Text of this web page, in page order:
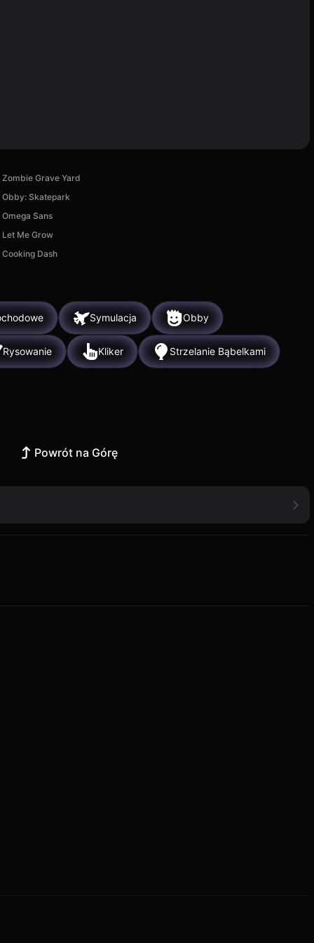
Zombie Grave Yard
Obby: Skatepark
Omega Sans
Let Me Grow
Cooking Dash
Symulacja Obby
Rysowanie Kliker Strzelanie Bąbelkami
Powrót na Górę